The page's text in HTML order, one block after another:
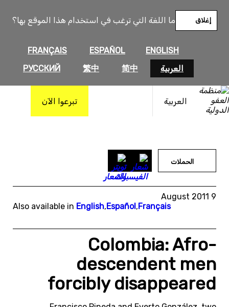
ما اللغة التي ترغب في استخدام هذا الموقع بها؟
ENGLISH
ESPAÑOL
FRANÇAIS
العربية
简中
繁中
РУССКИЙ
إغلاق
العربية تبرعوا الآن
المحتوى
الحملات
9 August 2011
Also available in English,Español,Français
Colombia: Afro-
descendent men
forcibly disappeared